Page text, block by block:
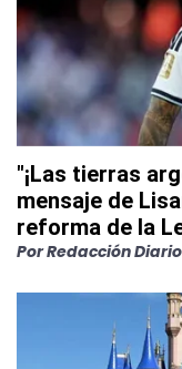
"¡Las tierras
mensaje de
reforma de la
PorRedacción